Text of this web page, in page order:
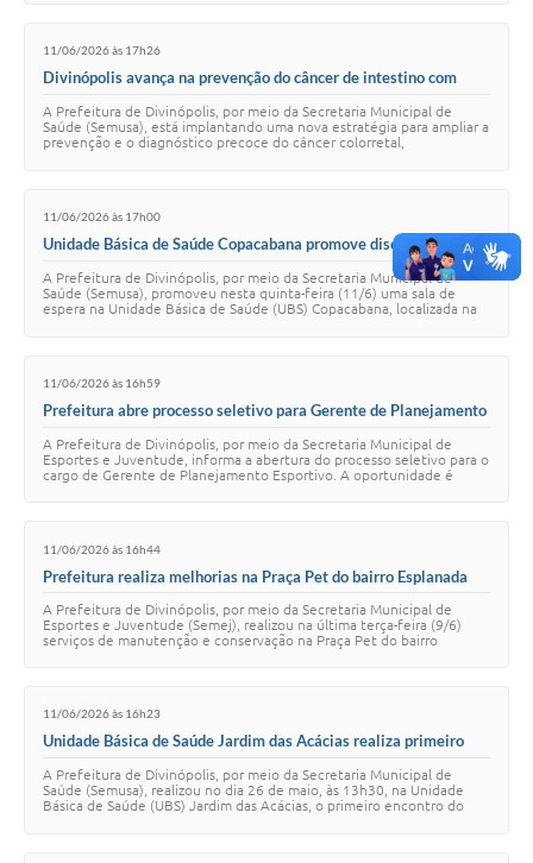
11/06/2026 às 17h26
Divinópolis avança na prevenção do câncer de intestino com
A Prefeitura de Divinópolis, por meio da Secretaria Municipal de
Saúde (Semusa), está implantando uma nova estratégia para ampliar a
prevenção e o diagnóstico precoce do câncer colorretal,
11/06/2026 às 17h00
Unidade Básica de Saúde Copacabana promove discussão sobre
obesidade infantil e vacinação durante sala de espera
A Prefeitura de Divinópolis, por meio da Secretaria Municipal de
Saúde (Semusa), promoveu nesta quinta-feira (11/6) uma sala de
espera na Unidade Básica de Saúde (UBS) Copacabana, localizada na
11/06/2026 às 16h59
Prefeitura abre processo seletivo para Gerente de Planejamento
A Prefeitura de Divinópolis, por meio da Secretaria Municipal de
Esportes e Juventude, informa a abertura do processo seletivo para o
cargo de Gerente de Planejamento Esportivo. A oportunidade é
11/06/2026 às 16h44
Prefeitura realiza melhorias na Praça Pet do bairro Esplanada
A Prefeitura de Divinópolis, por meio da Secretaria Municipal de
Esportes e Juventude (Semej), realizou na última terça-feira (9/6)
serviços de manutenção e conservação na Praça Pet do bairro
11/06/2026 às 16h23
Unidade Básica de Saúde Jardim das Acácias realiza primeiro
A Prefeitura de Divinópolis, por meio da Secretaria Municipal de
Saúde (Semusa), realizou no dia 26 de maio, às 13h30, na Unidade
Básica de Saúde (UBS) Jardim das Acácias, o primeiro encontro do